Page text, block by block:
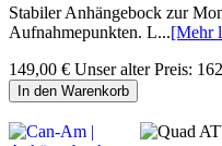
Stabiler Anhängebock zur
Aufnahmepunkten. L...[Mehr
149,00 € Unser alter Preis:
In den Warenkorb